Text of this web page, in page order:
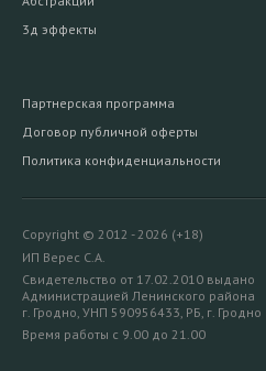
3д эффекты
Партнерская программа
Договор публичной оферты
Политика конфиденциальности
Copyright © 2012 - 2026 (+18)
ИП Верес С.А.
Свидетельство от 17.02.2010 выдано
Администрацией Ленинского района
г. Гродно, УНП 590956433, РБ, г. Гродно
Время работы с 9.00 до 21.00